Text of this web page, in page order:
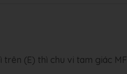
trên (E) thì chu vi tam giác MF